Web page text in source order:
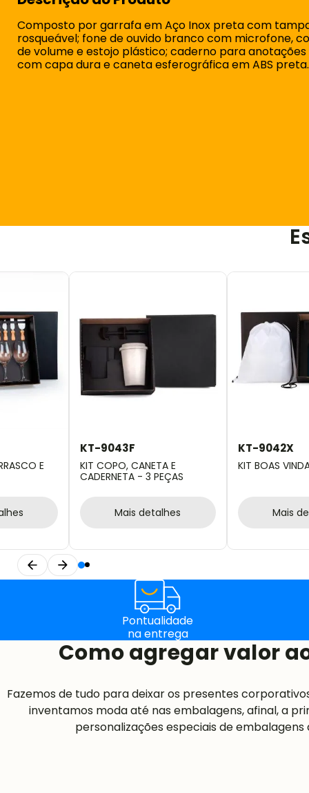
Composto por garrafa em Aço Inox preta com
rosqueável; fone de ouvido branco com microfone,
de volume e estojo plástico; caderno para
com capa dura e caneta esferográfica em ABS preta.
E
KT-9043F
KIT COPO, CANETA E
CADERNETA - 3 PEÇAS
Mais detalhes
KT-9042X
KIT BOAS
Mais
Pontualidade
na entrega
Como agregar valor
Fazemos de tudo para deixar os presentes
inventamos moda até nas embalagens, afinal, a
personalizações especiais de